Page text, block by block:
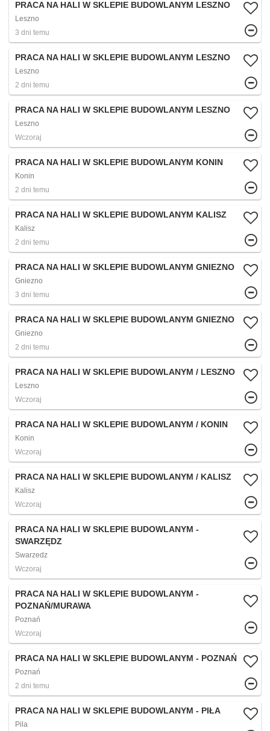
PRACA NA HALI W SKLEPIE BUDOWLANYM LESZNO
Leszno
3 dni temu
PRACA NA HALI W SKLEPIE BUDOWLANYM LESZNO
Leszno
2 dni temu
PRACA NA HALI W SKLEPIE BUDOWLANYM LESZNO
Leszno
Wczoraj
PRACA NA HALI W SKLEPIE BUDOWLANYM KONIN
Konin
2 dni temu
PRACA NA HALI W SKLEPIE BUDOWLANYM KALISZ
Kalisz
2 dni temu
PRACA NA HALI W SKLEPIE BUDOWLANYM GNIEZNO
Gniezno
3 dni temu
PRACA NA HALI W SKLEPIE BUDOWLANYM GNIEZNO
Gniezno
2 dni temu
PRACA NA HALI W SKLEPIE BUDOWLANYM / LESZNO
Leszno
Wczoraj
PRACA NA HALI W SKLEPIE BUDOWLANYM / KONIN
Konin
Wczoraj
PRACA NA HALI W SKLEPIE BUDOWLANYM / KALISZ
Kalisz
Wczoraj
PRACA NA HALI W SKLEPIE BUDOWLANYM -
SWARZĘDZ
Swarzedz
Wczoraj
PRACA NA HALI W SKLEPIE BUDOWLANYM -
POZNAŃ/MURAWA
Poznań
Wczoraj
PRACA NA HALI W SKLEPIE BUDOWLANYM - POZNAŃ
Poznań
2 dni temu
PRACA NA HALI W SKLEPIE BUDOWLANYM - PIŁA
Pila